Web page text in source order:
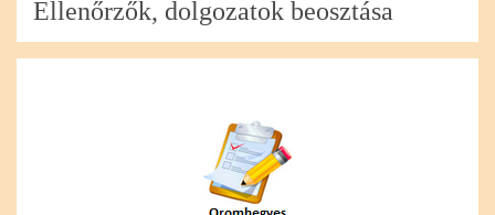
Ellenőrzők, dolgozatok beosztása